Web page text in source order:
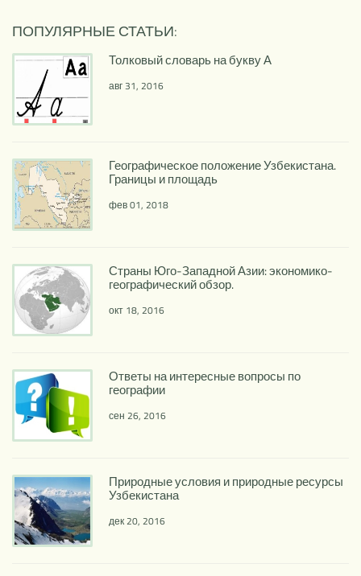
ПОПУЛЯРНЫЕ СТАТЬИ:
Толковый словарь на букву А
авг 31, 2016
Географическое положение Узбекистана.
Границы и площадь
фев 01, 2018
Страны Юго-Западной Азии: экономико-
географический обзор.
окт 18, 2016
Ответы на интересные вопросы по
географии
сен 26, 2016
Природные условия и природные ресурсы
Узбекистана
дек 20, 2016